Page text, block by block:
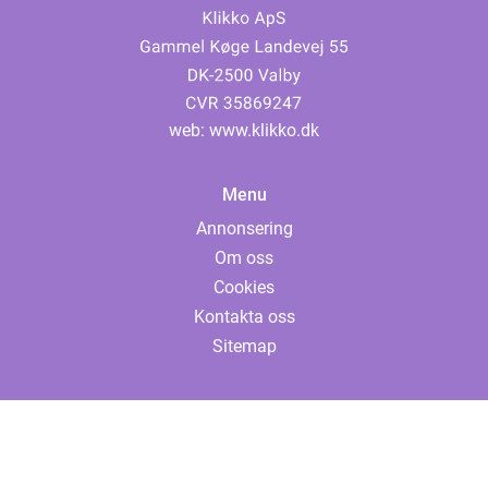
web: www.klikko.dk
Menu
Annonsering
Om oss
Cookies
Kontakta oss
Sitemap